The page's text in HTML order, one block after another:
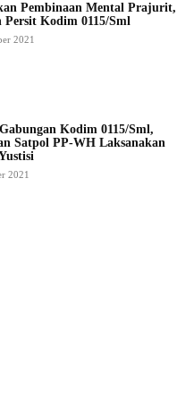
Pembinaan Mental Prajurit,
Persit Kodim 0115/Sml
2021
Kodim 0115/Sml,
Satpol PP-WH Laksanakan
2021